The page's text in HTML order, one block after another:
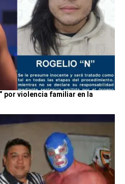
por violencia familiar en la